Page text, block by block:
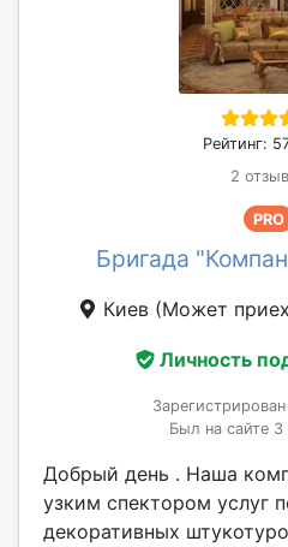
Рейтинг:
2
PRO
Бригада
Киев (Может
Личность
Был на сайте 3
Добрый день . Наша
узким спектором услуг
декоративных